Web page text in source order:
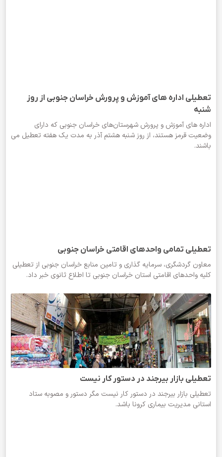
تعطیلی اداره های آموزش و پرورش خراسان جنوبی از روز
شنبه
اداره های آموزش و پرورش شهرستان‌های خراسان جنوبی که دارای
وضعیت قرمز هستند، از روز شنبه هشتم آذر به مدت یک هفته تعطیل می
باشند.
تعطیلی تمامی واحد‌های اقامتی خراسان جنوبی
معاون گردشگری، سرمایه گذاری و تامین منابع خراسان جنوبی از تعطیلی
کلیه واحد‌های اقامتی استان خراسان جنوبی تا اطلاع ثانوی خبر داد.
تعطیلی بازار بیرجند در دستور کار نیست
تعطیلی بازار بیرجند در دستور کار نیست مگر دستور و مصوبه ستاد
استانی مدیریت بیماری کرونا باشد.